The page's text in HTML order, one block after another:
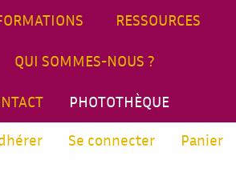
RESSOURCES
QUI SOMMES-NOUS ?
PHOTOTHÈQUE
Se connecter Panier